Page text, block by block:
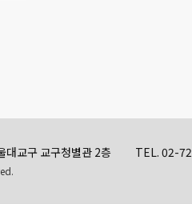
대교구 교구청별관 2층 TEL. 02-